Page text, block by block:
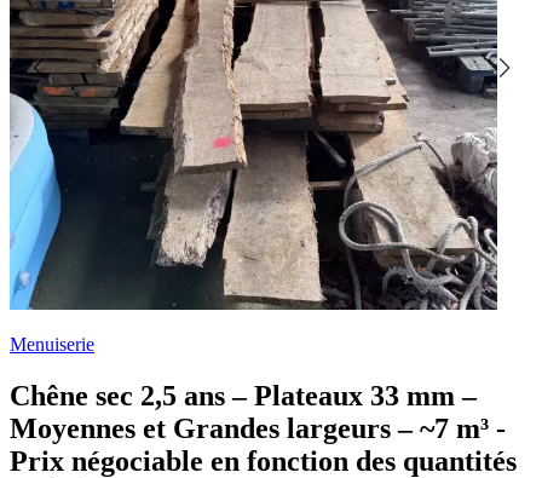
Menuiserie
Chêne sec 2,5 ans – Plateaux 33 mm –
Moyennes et Grandes largeurs – ~7 m³ -
Prix négociable en fonction des quantités